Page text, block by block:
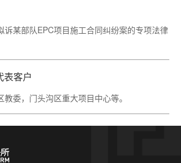
诉某部队EPC项目施工合同纠纷案的专项法律
表客户
委，门头沟区重大项目中心等。